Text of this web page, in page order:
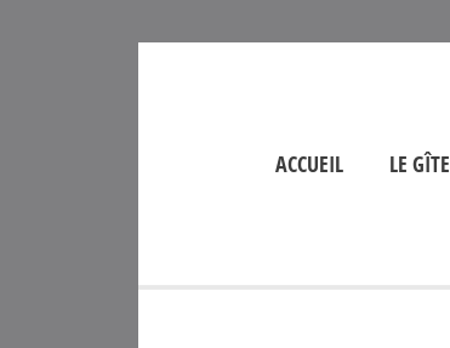
ACCUEIL LE GÎTE